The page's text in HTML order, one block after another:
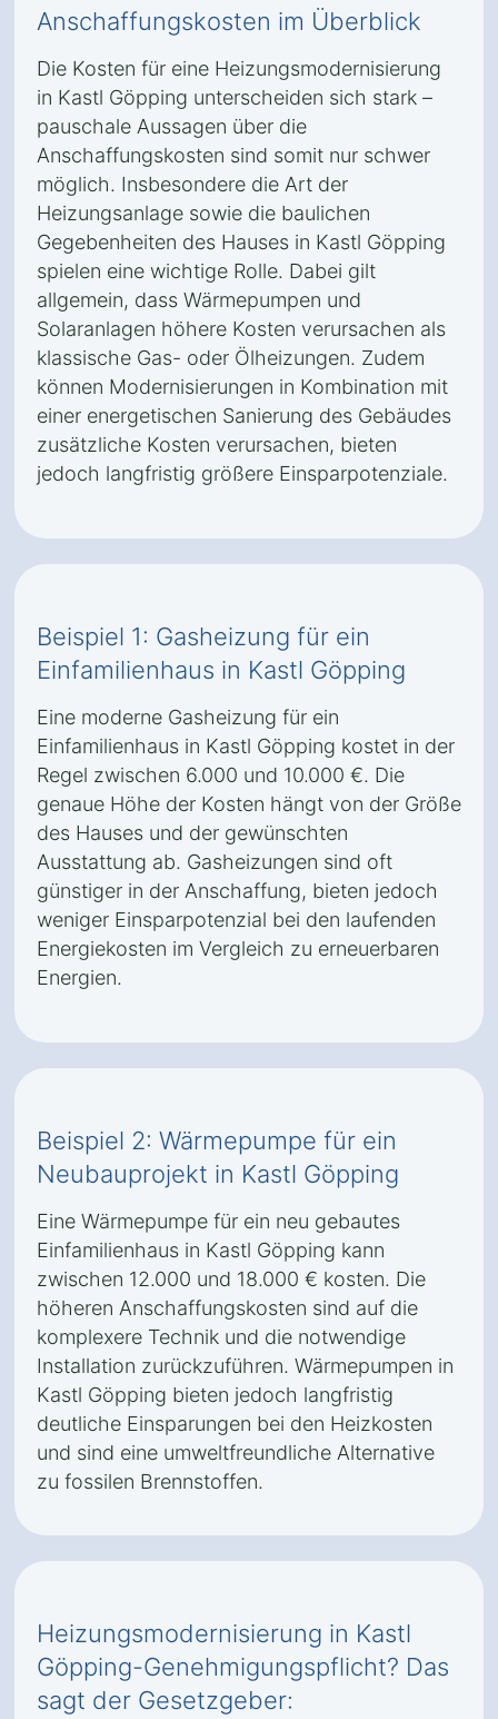
Anschaffungskosten im Überblick
Die Kosten für eine Heizungsmodernisierung
in Kastl Göpping unterscheiden sich stark –
pauschale Aussagen über die
Anschaffungskosten sind somit nur schwer
möglich. Insbesondere die Art der
Heizungsanlage sowie die baulichen
Gegebenheiten des Hauses in Kastl Göpping
spielen eine wichtige Rolle. Dabei gilt
allgemein, dass Wärmepumpen und
Solaranlagen höhere Kosten verursachen als
klassische Gas- oder Ölheizungen. Zudem
können Modernisierungen in Kombination mit
einer energetischen Sanierung des Gebäudes
zusätzliche Kosten verursachen, bieten
jedoch langfristig größere Einsparpotenziale.
Beispiel 1: Gasheizung für ein
Einfamilienhaus in Kastl Göpping
Eine moderne Gasheizung für ein
Einfamilienhaus in Kastl Göpping kostet in der
Regel zwischen 6.000 und 10.000 €. Die
genaue Höhe der Kosten hängt von der Größe
des Hauses und der gewünschten
Ausstattung ab. Gasheizungen sind oft
günstiger in der Anschaffung, bieten jedoch
weniger Einsparpotenzial bei den laufenden
Energiekosten im Vergleich zu erneuerbaren
Energien.
Beispiel 2: Wärmepumpe für ein
Neubauprojekt in Kastl Göpping
Eine Wärmepumpe für ein neu gebautes
Einfamilienhaus in Kastl Göpping kann
zwischen 12.000 und 18.000 € kosten. Die
höheren Anschaffungskosten sind auf die
komplexere Technik und die notwendige
Installation zurückzuführen. Wärmepumpen in
Kastl Göpping bieten jedoch langfristig
deutliche Einsparungen bei den Heizkosten
und sind eine umweltfreundliche Alternative
zu fossilen Brennstoffen.
Heizungsmodernisierung in Kastl
Göpping-Genehmigungspflicht? Das
sagt der Gesetzgeber: